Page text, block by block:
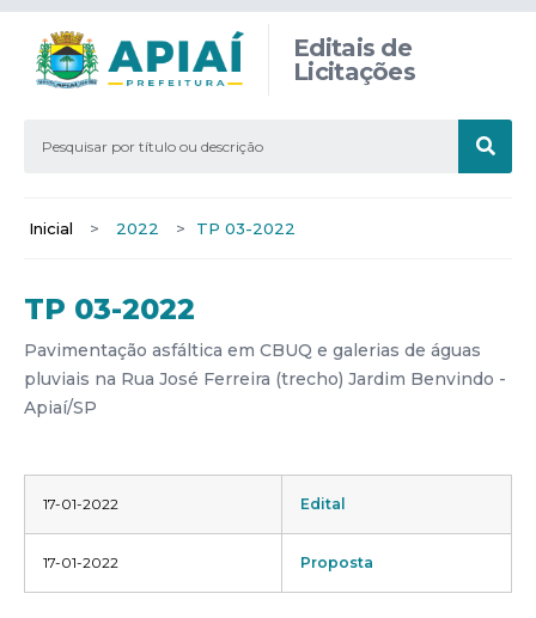
Editais de
Licitações
Inicial > 2022 > TP 03-2022
TP 03-2022
Pavimentação asfáltica em CBUQ e galerias de águas
pluviais na Rua José Ferreira (trecho) Jardim Benvindo -
Apiaí/SP
17-01-2022 Edital
17-01-2022 Proposta